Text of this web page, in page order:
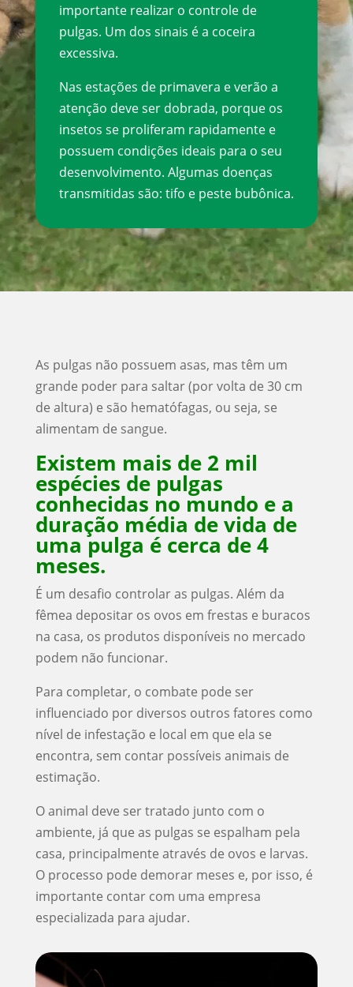
importante realizar o controle de
pulgas. Um dos sinais é a coceira
excessiva.
Nas estações de primavera e verão a
atenção deve ser dobrada, porque os
insetos se proliferam rapidamente e
possuem condições ideais para o seu
desenvolvimento. Algumas doenças
transmitidas são: tifo e peste bubônica.
As pulgas não possuem asas, mas têm um
grande poder para saltar (por volta de 30 cm
de altura) e são hematófagas, ou seja, se
alimentam de sangue.
Existem mais de 2 mil
espécies de pulgas
conhecidas no mundo e a
duração média de vida de
uma pulga é cerca de 4
meses.
É um desafio controlar as pulgas. Além da
fêmea depositar os ovos em frestas e buracos
na casa, os produtos disponíveis no mercado
podem não funcionar.
Para completar, o combate pode ser
influenciado por diversos outros fatores como
nível de infestação e local em que ela se
encontra, sem contar possíveis animais de
estimação.
O animal deve ser tratado junto com o
ambiente, já que as pulgas se espalham pela
casa, principalmente através de ovos e larvas.
O processo pode demorar meses e, por isso, é
importante contar com uma empresa
especializada para ajudar.